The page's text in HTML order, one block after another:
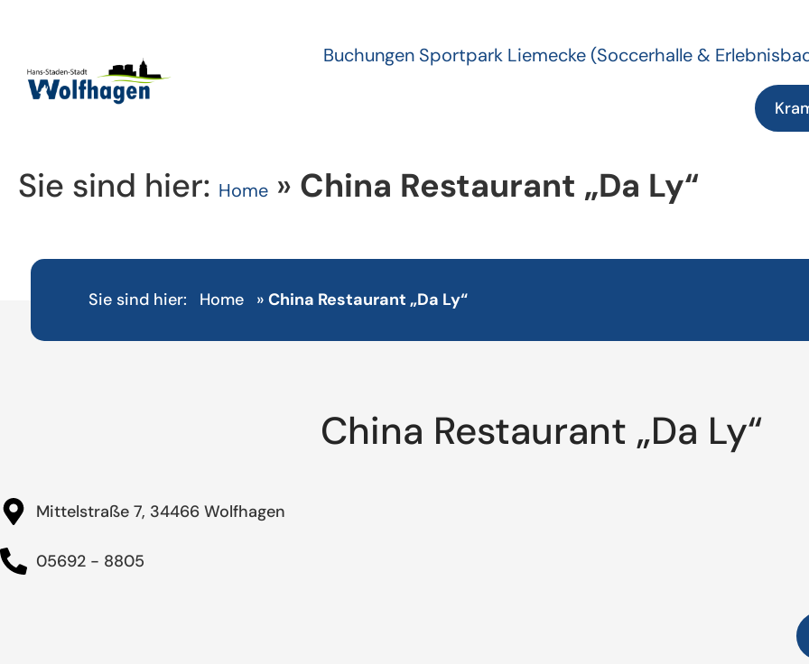
Buchungen Sportpark Liemecke (Soccerhalle &
Sie sind hier: Home » China Restaurant „Da Ly“
Sie sind hier: Home » China Restaurant „Da Ly“
China Restaurant „Da Ly“
Mittelstraße 7, 34466 Wolfhagen
05692 - 8805